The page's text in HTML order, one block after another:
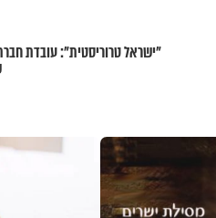
"ישראל טרוריסטית": עובדת